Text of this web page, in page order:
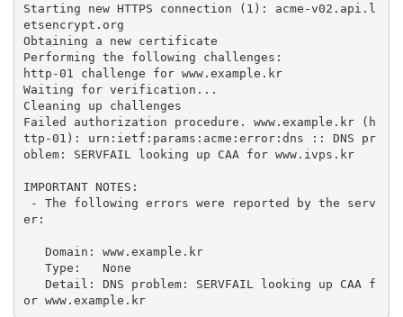
Starting new HTTPS connection (1): acme-v02.api.l
etsencrypt.org
Obtaining a new certificate
Performing the following challenges:
http-01 challenge for www.example.kr
Waiting for verification...
Cleaning up challenges
Failed authorization procedure. www.example.kr (h
ttp-01): urn:ietf:params:acme:error:dns :: DNS pr
oblem: SERVFAIL looking up CAA for www.ivps.kr
IMPORTANT NOTES:
er:
or www.example.kr